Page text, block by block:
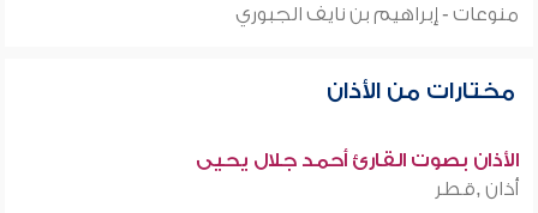
منوعات - إبراهيم بن نايف الجبوري
مختارات من الأذان
الأذان بصوت القارئ أحمد جلال يحيى
أذان ,قطر